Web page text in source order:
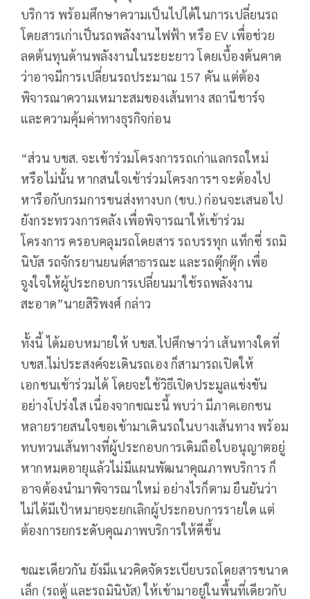
บริการ พร้อมศึกษาความเป็นไปได้ในการเปลี่ยนรถ
โดยสารเก่าเป็นรถพลังงานไฟฟ้า หรือ EV เพื่อช่วย
ลดต้นทุนด้านพลังงานในระยะยาว โดยเบื้องต้นคาด
ว่าอาจมีการเปลี่ยนรถประมาณ 157 คัน แต่ต้อง
พิจารณาความเหมาะสมของเส้นทาง สถานีชาร์จ
และความคุ้มค่าทางธุรกิจก่อน
“ส่วน บขส. จะเข้าร่วมโครงการรถเก่าแลกรถใหม่
หรือไม่นั้น หากสนใจเข้าร่วมโครงการฯ จะต้องไป
หารือกับกรมการขนส่งทางบก (ขบ.) ก่อนจะเสนอไป
ยังกระทรวงการคลัง เพื่อพิจารณาให้เข้าร่วม
โครงการ ครอบคลุมรถโดยสาร รถบรรทุก แท็กซี่ รถมิ
นิบัส รถจักรยานยนต์สาธารณะ และรถตุ๊กตุ๊ก เพื่อ
จูงใจให้ผู้ประกอบการเปลี่ยนมาใช้รถพลังงาน
สะอาด”นายสิริพงศ์ กล่าว
ทั้งนี้ ได้มอบหมายให้ บขส.ไปศึกษาว่า เส้นทางใดที่
บขส.ไม่ประสงค์จะเดินรถเอง ก็สามารถเปิดให้
เอกชนเข้าร่วมได้ โดยจะใช้วิธีเปิดประมูลแข่งขัน
อย่างโปร่งใส เนื่องจากขณะนี้ พบว่า มีภาคเอกชน
หลายรายสนใจขอเข้ามาเดินรถในบางเส้นทาง พร้อม
ทบทวนเส้นทางที่ผู้ประกอบการเดิมถือใบอนุญาตอยู่
หากหมดอายุแล้วไม่มีแผนพัฒนาคุณภาพบริการ ก็
อาจต้องนำมาพิจารณาใหม่ อย่างไรก็ตาม ยืนยันว่า
ไม่ได้มีเป้าหมายจะยกเลิกผู้ประกอบการรายใด แต่
ต้องการยกระดับคุณภาพบริการให้ดีขึ้น
ขณะเดียวกัน ยังมีแนวคิดจัดระเบียบรถโดยสารขนาด
เล็ก (รถตู้ และรถมินิบัส) ให้เข้ามาอยู่ในพื้นที่เดียวกับ